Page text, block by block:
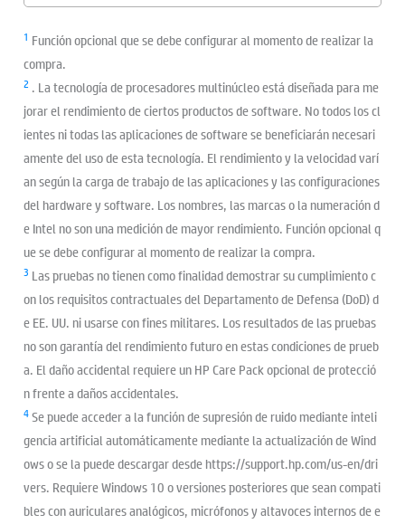
1 Función opcional que se debe configurar al momento de realizar la
compra.
2 . La tecnología de procesadores multinúcleo está diseñada para me
jorar el rendimiento de ciertos productos de software. No todos los cl
ientes ni todas las aplicaciones de software se beneficiarán necesari
amente del uso de esta tecnología. El rendimiento y la velocidad varí
an según la carga de trabajo de las aplicaciones y las configuraciones
del hardware y software. Los nombres, las marcas o la numeración d
e Intel no son una medición de mayor rendimiento. Función opcional q
ue se debe configurar al momento de realizar la compra.
3 Las pruebas no tienen como finalidad demostrar su cumplimiento c
on los requisitos contractuales del Departamento de Defensa (DoD) d
e EE. UU. ni usarse con fines militares. Los resultados de las pruebas
no son garantía del rendimiento futuro en estas condiciones de prueb
a. El daño accidental requiere un HP Care Pack opcional de protecció
n frente a daños accidentales.
4Se puede acceder a la función de supresión de ruido mediante inteli
gencia artificial automáticamente mediante la actualización de Wind
ows o se la puede descargar desde https://support.hp.com/us-en/dri
vers. Requiere Windows 10 o versiones posteriores que sean compati
bles con auriculares analógicos, micrófonos y altavoces internos de e